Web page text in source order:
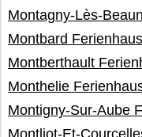
Montagny-Lès-
Montbard Ferienhaus
Montberthault
Monthelie
Montigny-Sur-Aube
Montliot-Et-